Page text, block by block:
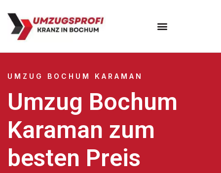
UMZUG BOCHUM KARAMAN
Umzug Bochum
Karaman zum
besten Preis